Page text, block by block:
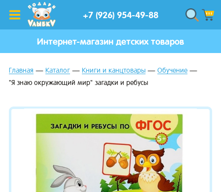
+7 (926) 954-49-88
Интернет-магазин детских товаров
Главная Каталог Книги и канцтовары
Обучение
"Я знаю окружающий мир" загадки и ребусы